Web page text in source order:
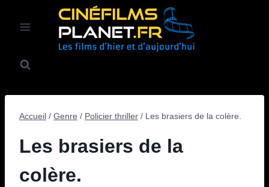
Accueil / Genre / Policier thriller / Les brasiers de la colère.
Les brasiers de la
colère.